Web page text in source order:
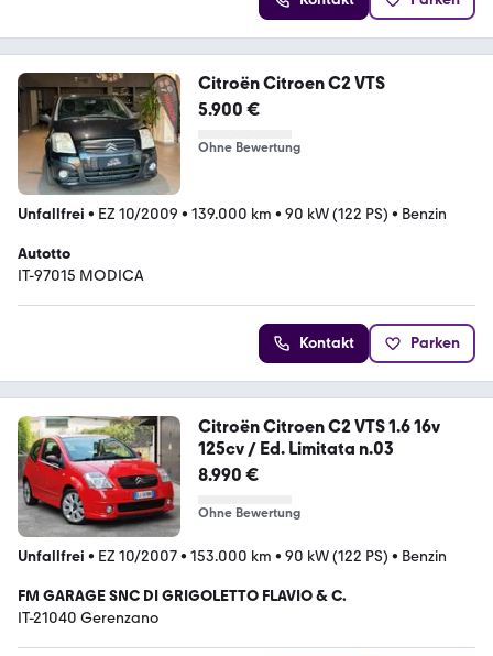
Citroën Citroen C2 VTS
5.900 €
Ohne Bewertung
Unfallfrei • EZ 10/2009 • 139.000 km • 90 kW (122 PS) • Benzin
Autotto
IT-97015 MODICA
Kontakt Parken
Citroën Citroen C2 VTS 1.6 16v
125cv / Ed. Limitata n.03
8.990 €
Ohne Bewertung
Unfallfrei • EZ 10/2007• 153.000 km • 90 kW (122 PS) • Benzin
FM GARAGE SNC DI GRIGOLETTO FLAVIO & C.
IT-21040 Gerenzano